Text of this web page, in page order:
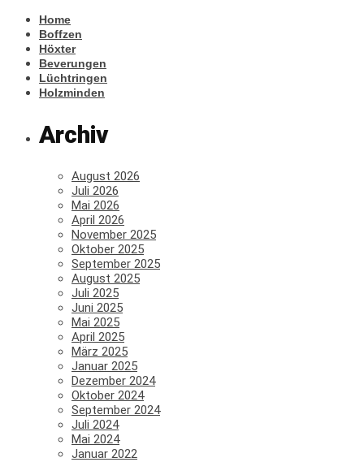
Home
Boffzen
Höxter
Beverungen
Lüchtringen
Holzminden
Archiv
August 2026
Juli 2026
Mai 2026
April 2026
November 2025
Oktober 2025
September 2025
August 2025
Juli 2025
Juni 2025
Mai 2025
April 2025
März 2025
Januar 2025
Dezember 2024
Oktober 2024
September 2024
Juli 2024
Mai 2024
Januar 2022